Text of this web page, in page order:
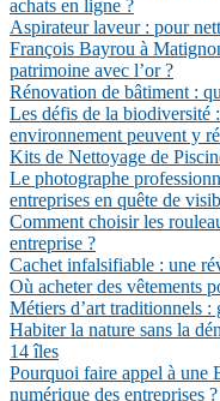
achats en ligne ?
Aspirateur laveur : pour
François Bayrou à
patrimoine avec l’or ?
Rénovation de bâtiment :
Les défis de la biodiversité
environnement peuvent y
Kits de Nettoyage de
Le photographe
entreprises en quête de
Comment choisir les
entreprise ?
Cachet infalsifiable : une
Où acheter des vêtements
Métiers d’art traditionnels :
Habiter la nature sans la
14 îles
Pourquoi faire appel à une
numérique des entreprises ?